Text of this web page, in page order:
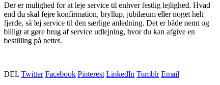
Der er mulighed for at leje service til enhver festlig lejlighed. Hvad
end du skal fejre konfirmation, bryllup, jubilæum eller noget helt
fjerde, så lej service til den særlige anledning. Det er både nemt og
billigt at gøre brug af service udlejning, hvor du kan afgive en
bestilling på nettet.
DEL Twitter Facebook Pinterest LinkedIn Tumblr Email